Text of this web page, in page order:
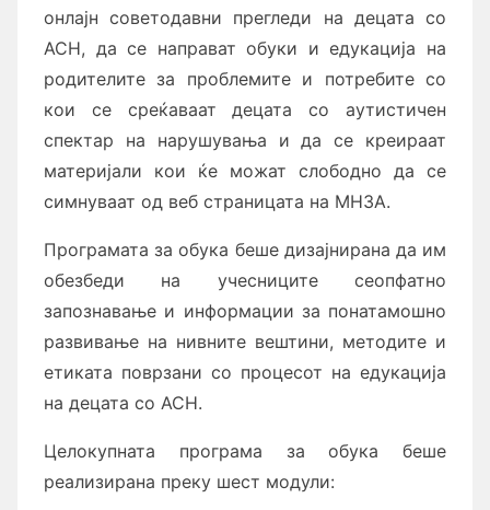
онлајн советодавни прегледи на децата со
АСН, да се направат обуки и едукација на
родителите за проблемите и потребите со
кои се среќаваат децата со аутистичен
спектар на нарушувања и да се креираат
материјали кои ќе можат слободно да се
симнуваат од веб страницата на МНЗА.
Програмата за обука беше дизајнирана да им
обезбеди на учесниците сеопфатно
запознавање и информации за понатамошно
развивање на нивните вештини, методите и
етиката поврзани со процесот на едукација
на децата со АСН.
Целокупната програма за обука беше
реализирана преку шест модули: